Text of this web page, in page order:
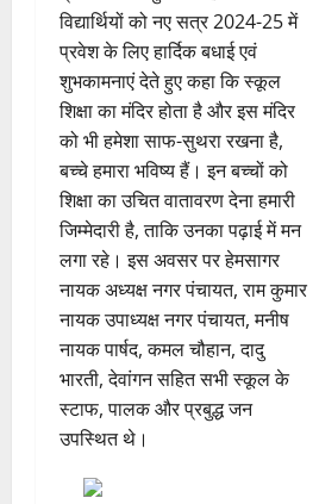
विद्यार्थियों को नए सत्र 2024-25 में
प्रवेश के लिए हार्दिक बधाई एवं
शुभकामनाएं देते हुए कहा कि स्कूल
शिक्षा का मंदिर होता है और इस मंदिर
को भी हमेशा साफ-सुथरा रखना है,
बच्चे हमारा भविष्य हैं। इन बच्चों को
शिक्षा का उचित वातावरण देना हमारी
जिम्मेदारी है, ताकि उनका पढ़ाई में मन
लगा रहे। इस अवसर पर हेमसागर
नायक अध्यक्ष नगर पंचायत, राम कुमार
नायक उपाध्यक्ष नगर पंचायत, मनीष
नायक पार्षद, कमल चौहान, दादु
भारती, देवांगन सहित सभी स्कूल के
स्टाफ, पालक और प्रबुद्ध जन
उपस्थित थे।